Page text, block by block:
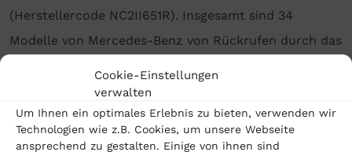
Cookie-Einstellungen
verwalten
Um Ihnen ein optimales Erlebnis zu bieten, verwenden wir
Technologien wie z.B. Cookies, um unsere Webseite
ansprechend zu gestalten. Einige von ihnen sind
(Herstellercode NC2II651R). Insgesamt sind 34
Modelle von Mercedes-Benz von Rückrufen durch das
Musterfeststellungsklage
Juli 2021 vom Verbraucherzentrale Bundesverband
(vzbv) auf den Weg gebracht wurde.